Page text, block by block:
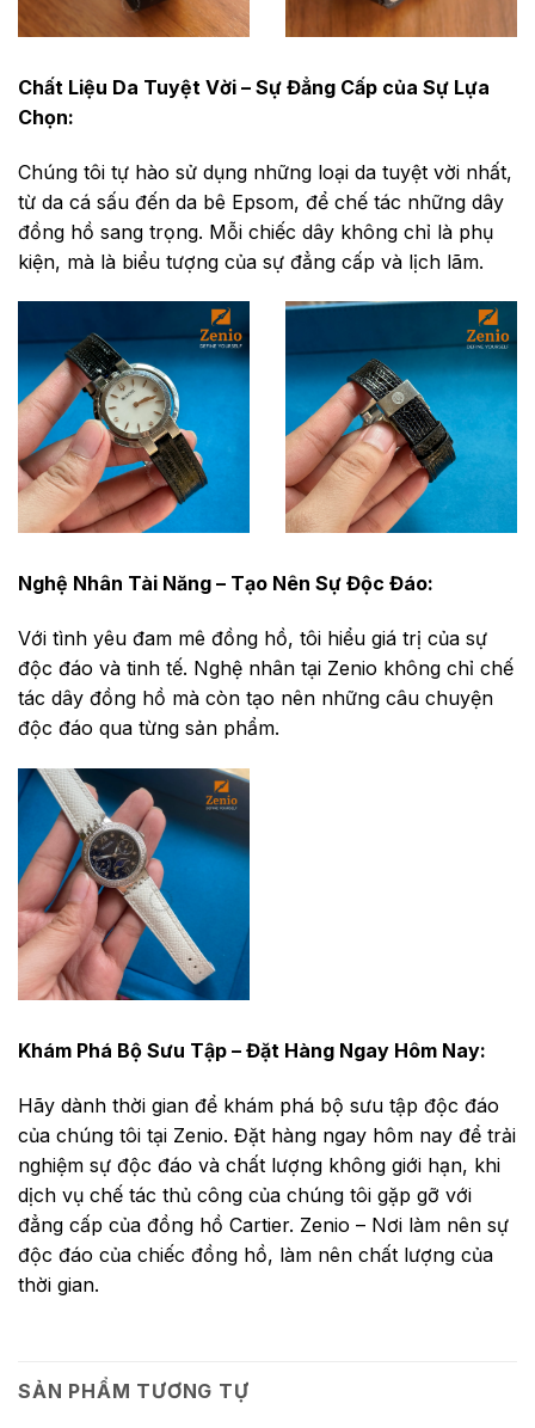
Chất Liệu Da Tuyệt Vời – Sự Đẳng Cấp của Sự Lựa
Chọn:
Chúng tôi tự hào sử dụng những loại da tuyệt vời nhất,
từ da cá sấu đến da bê Epsom, để chế tác những dây
đồng hồ sang trọng. Mỗi chiếc dây không chỉ là phụ
kiện, mà là biểu tượng của sự đẳng cấp và lịch lãm.
Nghệ Nhân Tài Năng – Tạo Nên Sự Độc Đáo:
Với tình yêu đam mê đồng hồ, tôi hiểu giá trị của sự
độc đáo và tinh tế. Nghệ nhân tại Zenio không chỉ chế
tác dây đồng hồ mà còn tạo nên những câu chuyện
độc đáo qua từng sản phẩm.
Khám Phá Bộ Sưu Tập – Đặt Hàng Ngay Hôm Nay:
Hãy dành thời gian để khám phá bộ sưu tập độc đáo
của chúng tôi tại Zenio. Đặt hàng ngay hôm nay để trải
nghiệm sự độc đáo và chất lượng không giới hạn, khi
dịch vụ chế tác thủ công của chúng tôi gặp gỡ với
đẳng cấp của đồng hồ Cartier. Zenio – Nơi làm nên sự
độc đáo của chiếc đồng hồ, làm nên chất lượng của
thời gian.
SẢN PHẨM TƯƠNG TỰ